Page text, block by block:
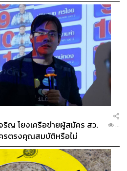
ริญ โยงเครือข่ายผู้สมัคร สว.
ตรงคุณสมบัติหรือไม่
...